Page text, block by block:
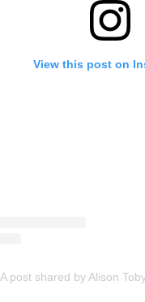
View this post on
A post shared by Alison